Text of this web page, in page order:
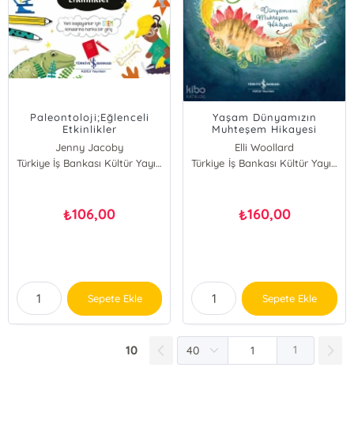
Paleontoloji;Eğlenceli
Etkinlikler
Jenny Jacoby
Türkiye İş Bankası Kültür Yayınları
₺106,00
Sepete Ekle
Yaşam Dünyamızın
Muhteşem Hikayesi
Elli Woollard
Türkiye İş Bankası Kültür Yayınları
₺160,00
Sepete Ekle
10 1